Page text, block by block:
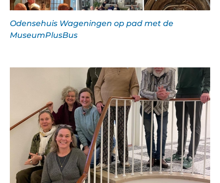
Odensehuis Wageningen op pad met de
MuseumPlusBus